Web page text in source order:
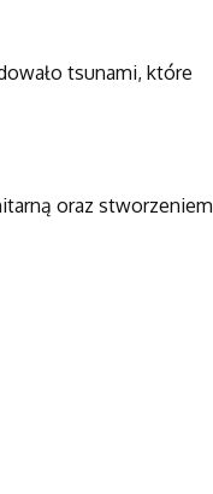
tsunami, które
oraz stworzeniem